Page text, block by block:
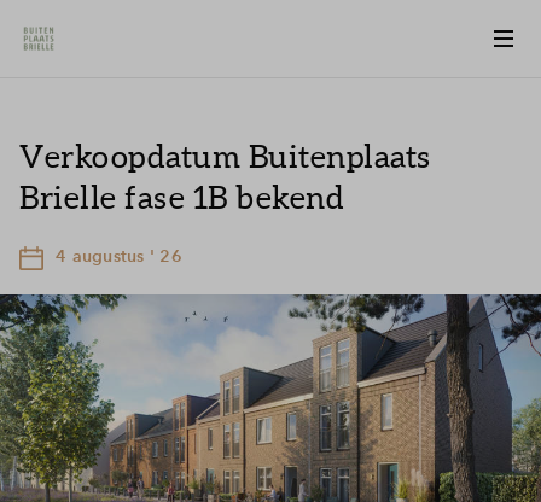
Verkoopdatum Buitenplaats
Brielle fase 1B bekend
4 augustus ' 26